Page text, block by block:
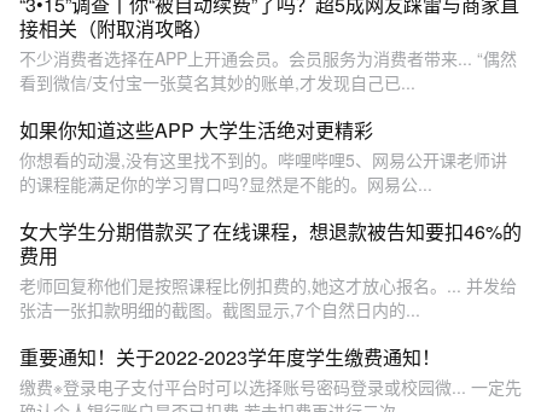
接相关（附取消攻略）
不少消费者选择在APP上开通会员。会员服务为消费者带来... “偶然
看到微信/支付宝一张莫名其妙的账单,才发现自己已...
如果你知道这些APP 大学生活绝对更精彩
你想看的动漫,没有这里找不到的。哔哩哔哩5、网易公开课老师讲
的课程能满足你的学习胃口吗?显然是不能的。网易公...
女大学生分期借款买了在线课程，想退款被告知要扣46%的
费用
老师回复称他们是按照课程比例扣费的,她这才放心报名。... 并发给
张洁一张扣款明细的截图。截图显示,7个自然日内的...
重要通知！关于2022-2023学年度学生缴费通知！
缴费※登录电子支付平台时可以选择账号密码登录或校园微... 一定先